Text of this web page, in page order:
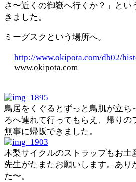
さ〜近くの御嶽へ行くか？」とい
きました。
ミーグスクという場所へ。
http://www.okipota.com/db02/
www.okipota.com
鳥居をくぐるとずっと鳥肌が立ち
ろへ連れて行ってもらえ、帰りの
無事に帰阪できました。
木梨サイクルのストラップもお土
先生がたまたお願いします。あり
た〜。